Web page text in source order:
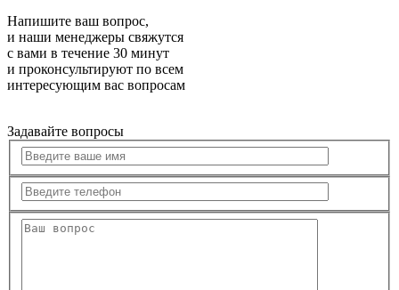
Напишите ваш вопрос,
и наши менеджеры свяжутся
с вами в течение 30 минут
и проконсультируют по всем
интересующим вас вопросам
Задавайте вопросы